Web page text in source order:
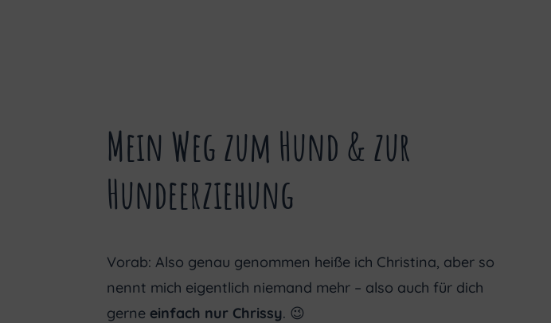
Mein Weg zum Hund & zur
Hundeerziehung
Vorab: Also genau genommen heiße ich Christina, aber so
nennt mich eigentlich niemand mehr – also auch für dich
gerne einfach nur Chrissy. 😉